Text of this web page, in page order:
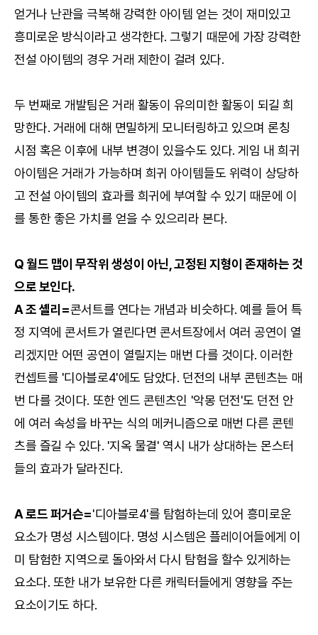
얻거나 난관을 극복해 강력한 아이템 얻는 것이 재미있고
흥미로운 방식이라고 생각한다. 그렇기 때문에 가장 강력한
전설 아이템의 경우 거래 제한이 걸려 있다.
두 번째로 개발팀은 거래 활동이 유의미한 활동이 되길 희
망한다. 거래에 대해 면밀하게 모니터링하고 있으며 론칭
시점 혹은 이후에 내부 변경이 있을수도 있다. 게임 내 희귀
아이템은 거래가 가능하며 희귀 아이템들도 위력이 상당하
고 전설 아이템의 효과를 희귀에 부여할 수 있기 때문에 이
를 통한 좋은 가치를 얻을 수 있으리라 본다.
Q 월드 맵이 무작위 생성이 아닌, 고정된 지형이 존재하는 것
으로 보인다.
A 조 셸리=콘서트를 연다는 개념과 비슷하다. 예를 들어 특
정 지역에 콘서트가 열린다면 콘서트장에서 여러 공연이 열
리겠지만 어떤 공연이 열릴지는 매번 다를 것이다. 이러한
컨셉트를 '디아블로4'에도 담았다. 던전의 내부 콘텐츠는 매
번 다를 것이다. 또한 엔드 콘텐츠인 '악몽 던전'도 던전 안
에 여러 속성을 바꾸는 식의 메커니즘으로 매번 다른 콘텐
츠를 즐길 수 있다. '지옥 물결' 역시 내가 상대하는 몬스터
들의 효과가 달라진다.
A 로드 퍼거슨='디아블로4'를 탐험하는데 있어 흥미로운
요소가 명성 시스템이다. 명성 시스템은 플레이어들에게 이
미 탐험한 지역으로 돌아와서 다시 탐험을 할수 있게하는
요소다. 또한 내가 보유한 다른 캐릭터들에게 영향을 주는
요소이기도 하다.